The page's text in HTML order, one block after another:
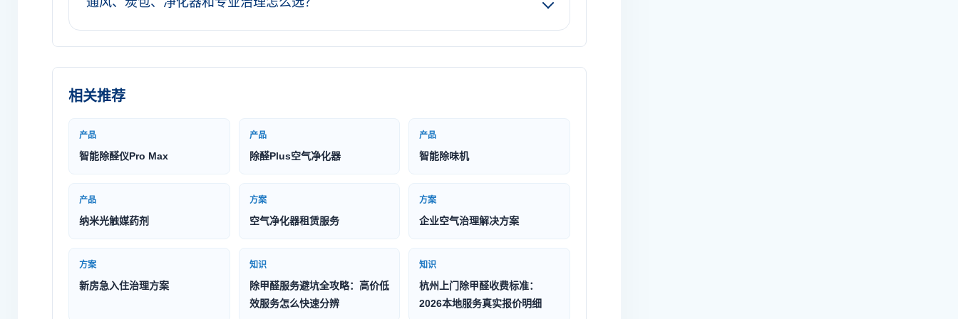
相关推荐
产品
智能除醛仪Pro Max
产品
除醛Plus空气净化器
产品
智能除味机
产品
纳米光触媒药剂
方案
空气净化器租赁服务
方案
企业空气治理解决方案
方案
新房急入住治理方案
知识
除甲醛服务避坑全攻略：高价低
效服务怎么快速分辨
知识
杭州上门除甲醛收费标准：
2026本地服务真实报价明细